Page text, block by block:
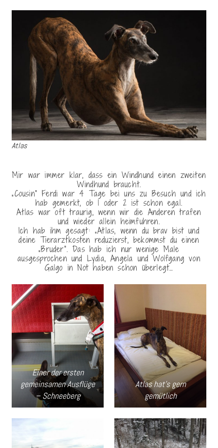
Atlas
Mir war immer klar, dass ein Windhund einen zweiten
Windhund braucht.
„Cousin“ Ferdi war 4 Tage bei uns zu Besuch und ich
hab gemerkt, ob 1 oder 2 ist schon egal.
Atlas war oft traurig, wenn wir die Anderen trafen
und wieder allein heimfuhren.
Ich hab ihm gesagt: „Atlas, wenn du brav bist und
deine Tierarztkosten reduzierst, bekommst du einen
„Bruder“. Das hab ich nur wenige Male
ausgesprochen und Lydia, Angela und Wolfgang von
Galgo in Not haben schon überlegt…
Einer der ersten
gemeinsamen Ausflüge
– Schneeberg
Atlas hat’s gern
gemütlich